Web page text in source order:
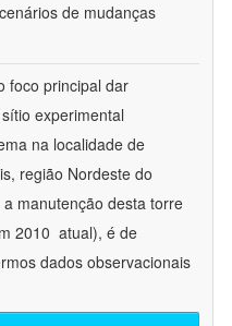
de mudanças
foco principal dar
experimental
na localidade de
região Nordeste do
manutenção desta torre
2010  atual), é de
dados observacionais